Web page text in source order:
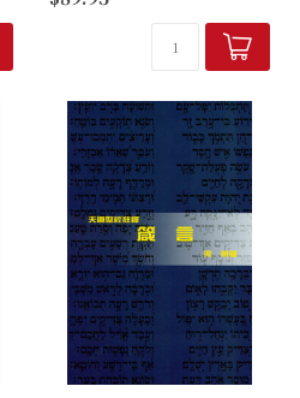
眾期待的註釋書，必要成為未
來研讀箴言的權威著作。這部
上下兩冊的註釋書，為備受尊